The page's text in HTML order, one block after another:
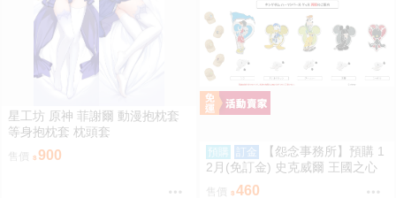
星工坊 原神 菲謝爾 動漫抱枕套
等身抱枕套 枕頭套
售價 900 預購 訂金
【怨念事務所】預購 1
2月(免訂金) 史克威爾 王國之心
系列 合金PIN胸針 徽章 5款分售
售價 460